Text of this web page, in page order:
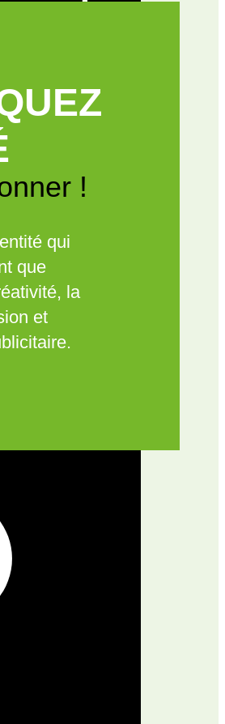
!
qui
que
la
et